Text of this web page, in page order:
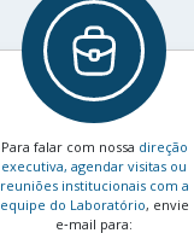
Para falar com nossa direção
executiva, agendar visitas ou
reuniões institucionais com a
equipe do Laboratório, envie
e‑mail para: